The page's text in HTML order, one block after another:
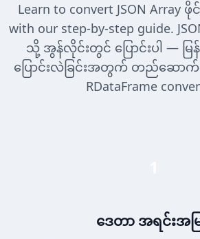
Learn to convert JSON Array ဖို
with our step-by-step guide.
သို့ အွန်လိုင်းတွင် ပြောင်းပါ — မ
ပြောင်းလဲခြင်းအတွက် တည်ဆောက်ထ
RDataFrame
ဒေတာ အရင်းအမ